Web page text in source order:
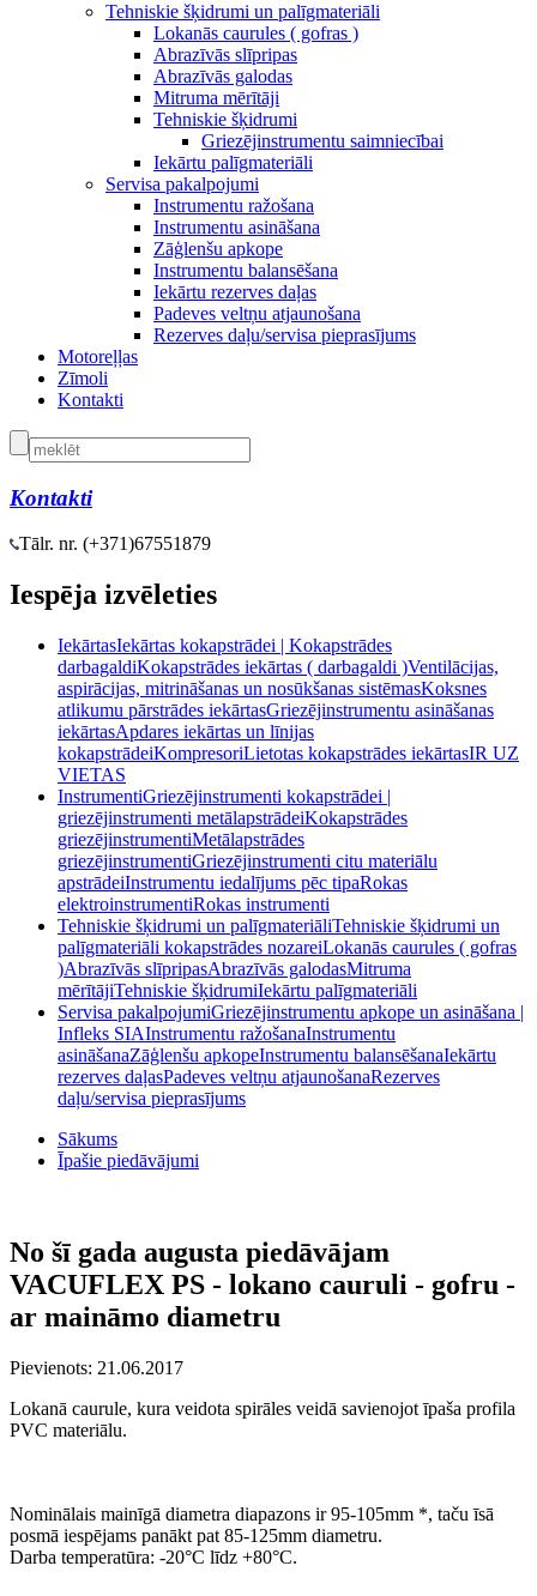
Tehniskie šķidrumi un palīgmateriāli
Lokanās caurules ( gofras )
Abrazīvās slīpripas
Abrazīvās galodas
Mitruma mērītāji
Tehniskie šķidrumi
Griezējinstrumentu saimniecībai
Iekārtu palīgmateriāli
Servisa pakalpojumi
Instrumentu ražošana
Instrumentu asināšana
Zāģlenšu apkope
Instrumentu balansēšana
Iekārtu rezerves daļas
Padeves veltņu atjaunošana
Rezerves daļu/servisa pieprasījums
Motoreļļas
Zīmoli
Kontakti
Kontakti
Tālr. nr. (+371)67551879
Iespēja izvēleties
IekārtasIekārtas kokapstrādei | Kokapstrādes
darbagaldiKokapstrādes iekārtas ( darbagaldi )Ventilācijas,
aspirācijas, mitrināšanas un nosūkšanas sistēmasKoksnes
atlikumu pārstrādes iekārtasGriezējinstrumentu asināšanas
iekārtasApdares iekārtas un līnijas
kokapstrādeiKompresoriLietotas kokapstrādes iekārtasIR UZ
VIETAS
InstrumentiGriezējinstrumenti kokapstrādei |
griezējinstrumenti metālapstrādeiKokapstrādes
griezējinstrumentiMetālapstrādes
griezējinstrumentiGriezējinstrumenti citu materiālu
apstrādeiInstrumentu iedalījums pēc tipaRokas
elektroinstrumentiRokas instrumenti
Tehniskie šķidrumi un palīgmateriāliTehniskie šķidrumi un
palīgmateriāli kokapstrādes nozareiLokanās caurules ( gofras
)Abrazīvās slīpripasAbrazīvās galodasMitruma
mērītājiTehniskie šķidrumiIekārtu palīgmateriāli
Servisa pakalpojumiGriezējinstrumentu apkope un asināšana |
Infleks SIAInstrumentu ražošanaInstrumentu
asināšanaZāģlenšu apkopeInstrumentu balansēšanaIekārtu
rezerves daļasPadeves veltņu atjaunošanaRezerves
daļu/servisa pieprasījums
Sākums
Īpašie piedāvājumi
No šī gada augusta piedāvājam
VACUFLEX PS - lokano cauruli - gofru -
ar maināmo diametru
Pievienots: 21.06.2017
Lokanā caurule, kura veidota spirāles veidā savienojot īpaša profila
PVC materiālu.
Nominālais mainīgā diametra diapazons ir 95-105mm *, taču īsā
posmā iespējams panākt pat 85-125mm diametru.
Darba temperatūra: -20°C līdz +80°C.